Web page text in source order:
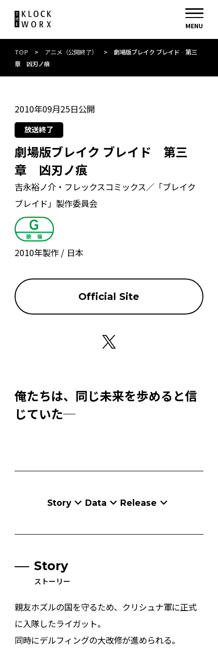
TOP > アニメ（公開終了） >
劇場版ブレイク ブレイド 第三
章 凶刃ノ痕
2010年09月25日公開
放送終了
劇場版ブレイク ブレイド 第三
章 凶刃ノ痕
吉永裕ノ介・フレックスコミックス／「ブレイク
ブレイド」製作委員会
2010年製作 日本
Official Site
俺たちは、同じ未来を歩めると信
じていた─
Story Data Release
Story
ストーリー
親友ホズルの国を守るため、クリシュナ軍に正式
に入隊したライガット。
同時にデルフィングの大改修が進められる。